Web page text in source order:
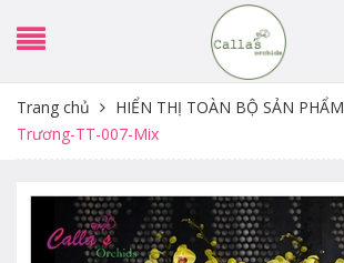
Trang chủ HIỂN THỊ TOÀN BỘ SẢN PHẨM
Trương-TT-007-Mix